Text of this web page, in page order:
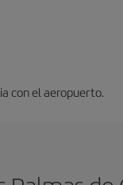
con el aeropuerto.